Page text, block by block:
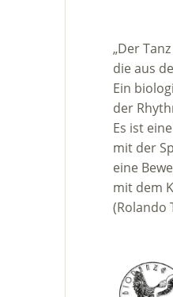
„Der
die aus
Ein
der
Es ist
mit der
eine
mit dem
(Rolando